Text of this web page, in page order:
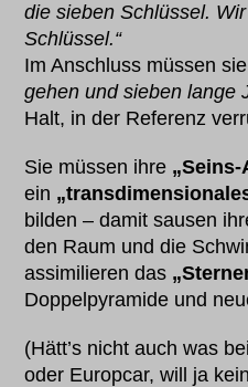
die sieben Schlüssel.
Schlüssel.“
Im Anschluss müssen sie
gehen und sieben lange
Halt, in der Referenz
Sie müssen ihre „Seins-
ein
bilden – damit sausen
den Raum und die
assimilieren das
Doppelpyramide und
(Hätt’s nicht auch was
oder Europcar, will ja